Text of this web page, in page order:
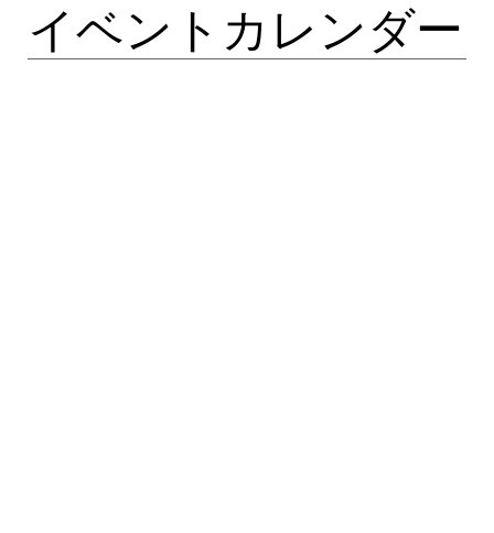
イベントカレンダー